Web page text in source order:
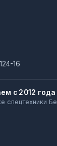
16
с 2012 года
спецтехники